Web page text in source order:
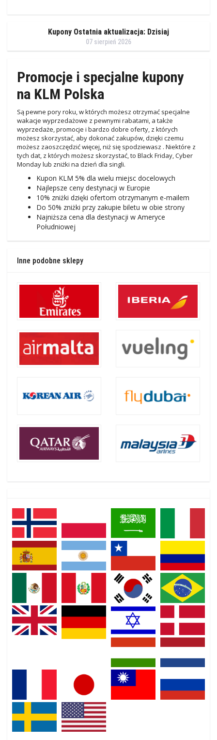
Kupony Ostatnia aktualizacja: Dzisiaj
07 sierpień 2026
Promocje i specjalne kupony
na KLM Polska
Są pewne pory roku, w których możesz otrzymać specjalne
wakacje wyprzedażowe z pewnymi rabatami, a także
wyprzedaże, promocje i bardzo dobre oferty, z których
możesz skorzystać, aby dokonać zakupów, dzięki czemu
możesz zaoszczędzić więcej, niż się spodziewasz . Niektóre z
tych dat, z których możesz skorzystać, to Black Friday, Cyber ​​
Monday lub zniżki na dzień dla singli.
Kupon KLM 5% dla wielu miejsc docelowych
Najlepsze ceny destynacji w Europie
10% zniżki dzięki ofertom otrzymanym e-mailem
Do 50% zniżki przy zakupie biletu w obie strony
Najniższa cena dla destynacji w Ameryce
Południowej
Inne podobne sklepy